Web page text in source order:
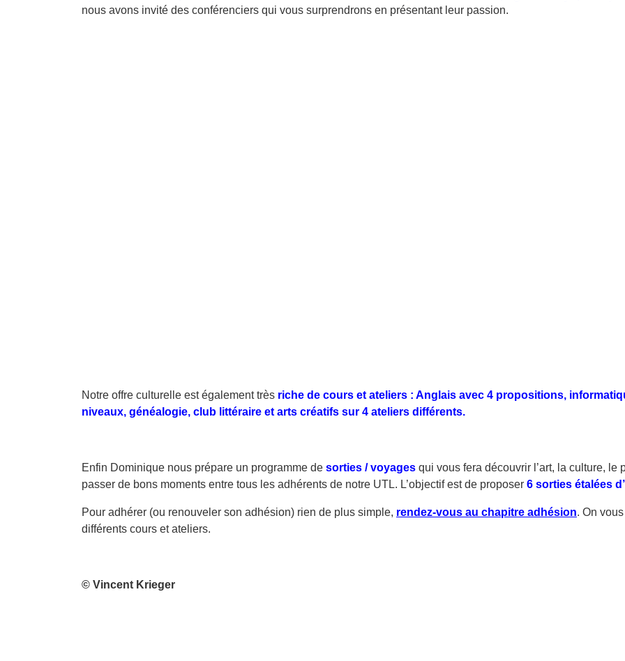
nous avons invité des conférenciers qui vous surprendrons en présentant leur passion.
Notre offre culturelle est également très riche de cours et ateliers : Anglais avec 4 propositions,
niveaux, généalogie, club littéraire et arts créatifs sur 4 ateliers différents.
Enfin Dominique nous prépare un programme de sorties / voyages qui vous fera découvrir l’art, la culture,
passer de bons moments entre tous les adhérents de notre UTL. L’objectif est de proposer 6 sorties étalées
Pour adhérer (ou renouveler son adhésion) rien de plus simple, rendez-vous au chapitre adhésion. On
différents cours et ateliers.
© Vincent Krieger